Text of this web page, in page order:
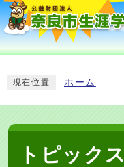
現在位置 ホーム
トピックス